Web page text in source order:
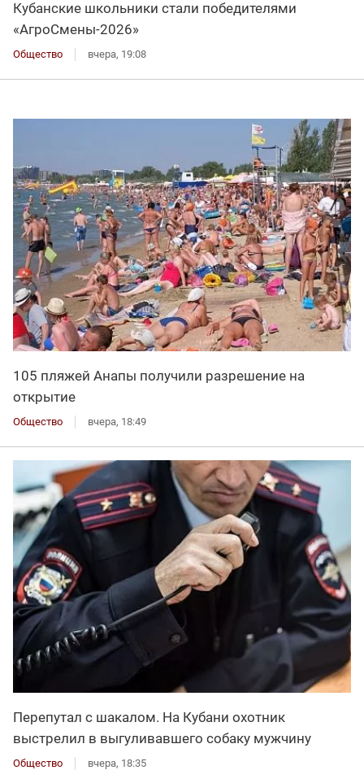
Кубанские школьники стали победителями
«АгроСмены-2026»
Общество вчера, 19:08
105 пляжей Анапы получили разрешение на
открытие
Общество вчера, 18:49
Перепутал с шакалом. На Кубани охотник
выстрелил в выгуливавшего собаку мужчину
Общество вчера, 18:35